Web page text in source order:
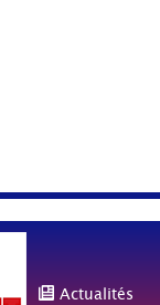
Actualités